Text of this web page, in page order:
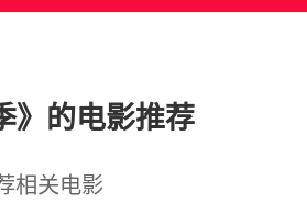
》的电影推荐
相关电影